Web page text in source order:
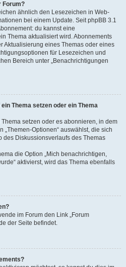
Forum?
ähnlich den Lesezeichen in Web-
bei einem Update. Seit phpBB 3.1
du kannst eine
Thema aktualisiert wird. Abonnements
Aktualisierung eines Themas oder eines
für Lesezeichen und
Bereich unter „Benachrichtigungen
Thema setzen oder ein Thema
setzen oder es abonnieren, in dem
Optionen“ auswählst, die sich
Diskussionsverlaufs des Themas
die Option „Mich benachrichtigen,
aktivierst, wird das Thema ebenfalls
im Forum den Link „Forum
der Seite befindet.